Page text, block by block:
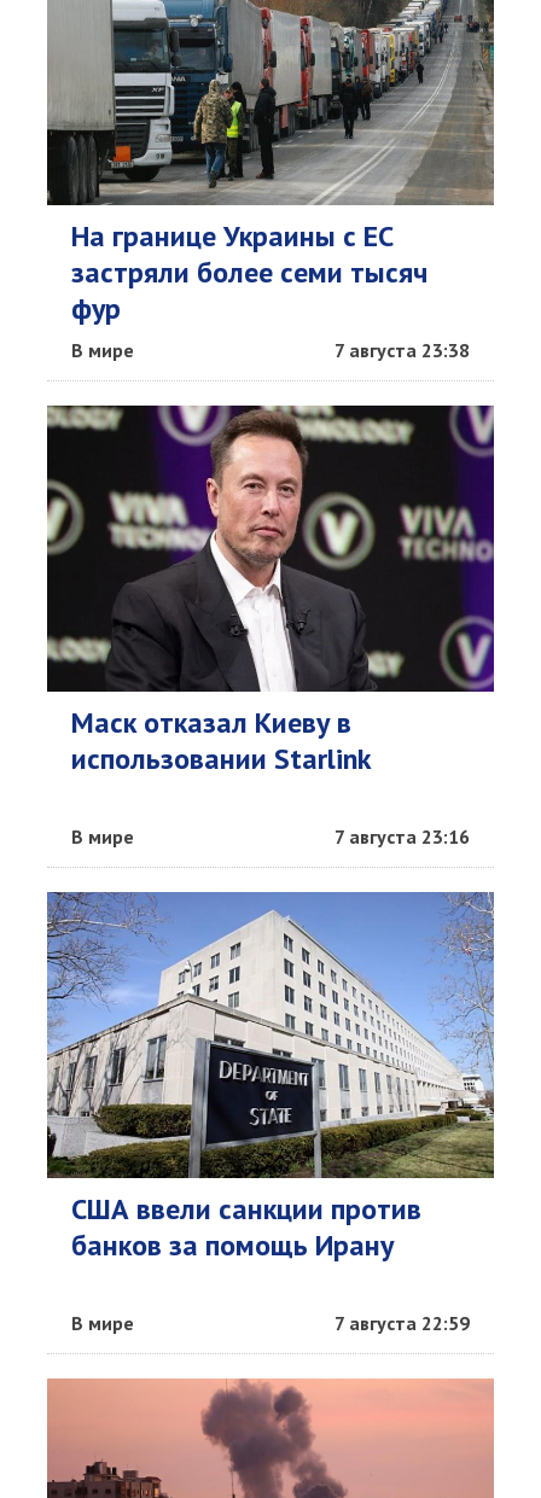
На границе Украины с ЕС
застряли более семи тысяч
фур
В мире 7 августа 23:38
Маск отказал Киеву в
использовании Starlink
В мире 7 августа 23:16
США ввели санкции против
банков за помощь Ирану
В мире 7 августа 22:59